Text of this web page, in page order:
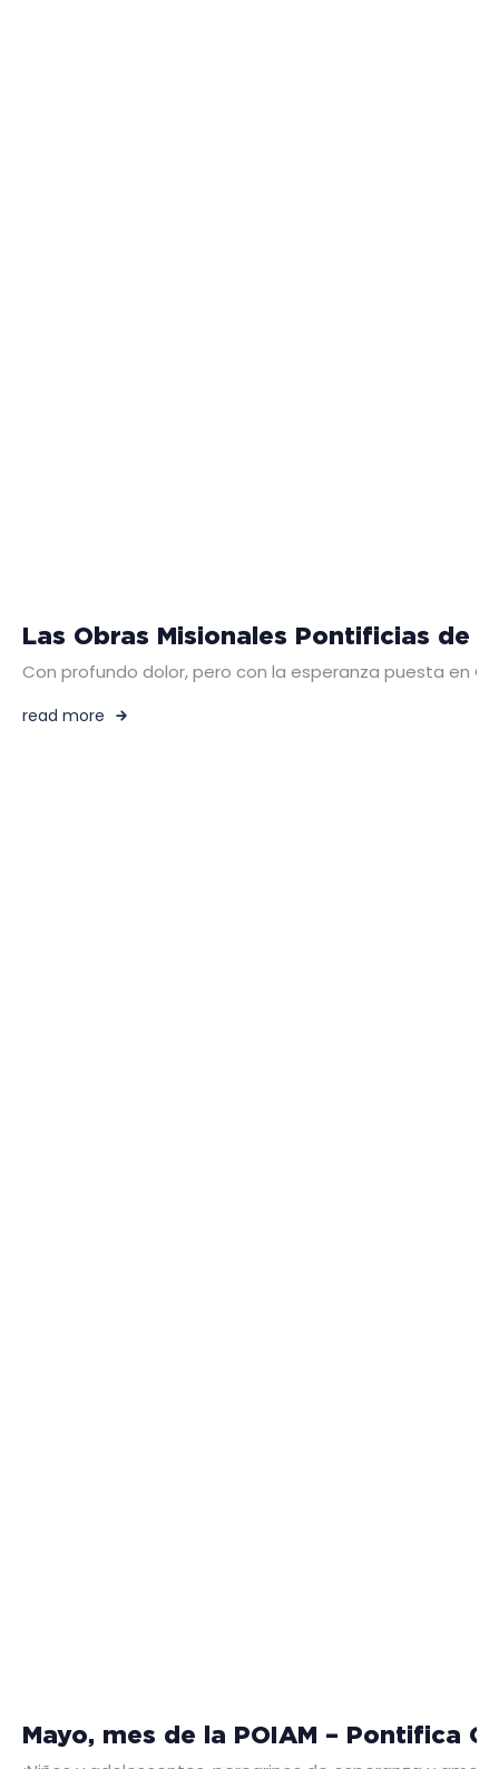
Las Obras Misionales Pontificias de
Con profundo dolor, pero con la esperanza puesta en
read more
Mayo, mes de la POIAM – Pontifica